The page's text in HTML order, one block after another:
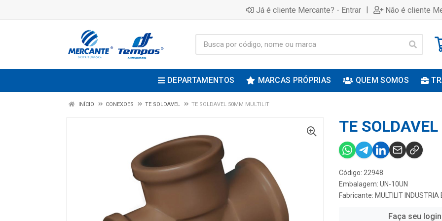
Já é cliente Mercante? - Entrar | Não é cliente
DEPARTAMENTOS MARCAS PRÓPRIAS QUEM SOMOS
INÍCIO CONEXOES TE SOLDAVEL TE SOLDAVEL 50MM MULTILIT
TE
Código: 22948
Embalagem: UN-10UN
Fabricante: MULTILIT INDUSTRIA
Faça seu